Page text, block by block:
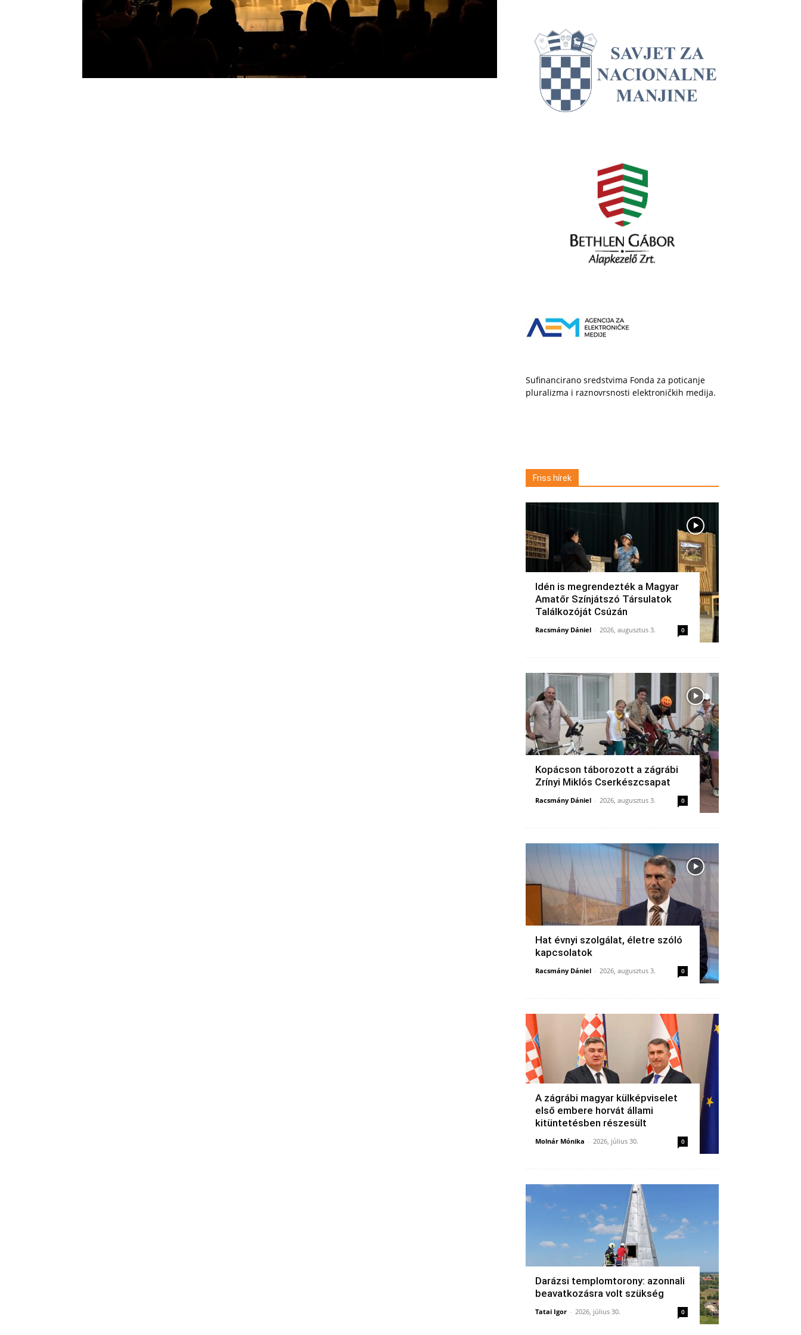
Sufinancirano sredstvima Fonda za poticanje
pluralizma i raznovrsnosti elektroničkih medija.
Friss hírek
Idén is megrendezték a Magyar
Amatőr Színjátszó Társulatok
Találkozóját Csúzán
Racsmány Dániel - 2026, augusztus 3. 0
Kopácson táborozott a zágrábi
Zrínyi Miklós Cserkészcsapat
Racsmány Dániel - 2026, augusztus 3. 0
Hat évnyi szolgálat, életre szóló
kapcsolatok
Racsmány Dániel - 2026, augusztus 3. 0
A zágrábi magyar külképviselet
első embere horvát állami
kitüntetésben részesült
Molnár Mónika - 2026, július 30. 0
Darázsi templomtorony: azonnali
beavatkozásra volt szükség
Tatai Igor - 2026, július 30. 0